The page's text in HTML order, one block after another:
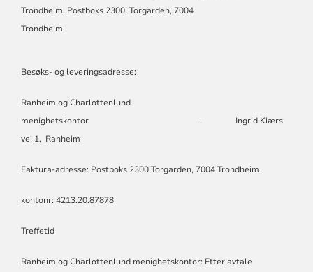
Trondheim, Postboks 2300, Torgarden, 7004
Trondheim
Besøks- og leveringsadresse:
Ranheim og Charlottenlund
menighetskontor . Ingrid Kiærs
vei 1, Ranheim
Faktura-adresse: Postboks 2300 Torgarden, 7004 Trondheim
kontonr: 4213.20.87878
Treffetid
Ranheim og Charlottenlund menighetskontor: Etter avtale